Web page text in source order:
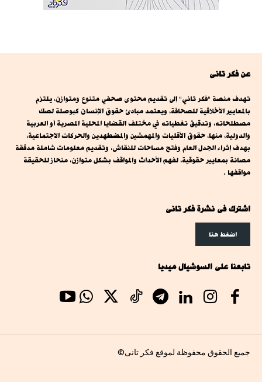
عن فكر تانى
تهدف منصة "فكر تاني" إلى تقديم محتوى صحفي متنوع ومتوازن، يلتزم
بالمعايير الأخلاقية للصحافة، ويعتمد مبادئ حقوق الإنسان كبوصلة لصك
مصطلحاته، وتدقيق تغطياته في مختلف القضايا المحلية المصرية أو العربية
والدولية، منها، حقوق الأقليات والمهمشين والمضطهدين والحركات الاجتماعية،
بهدف إثراء الجدل العام وفتح مساحات للنقاش، وتقديم معلومات شاملة مدققة
مصانة بمعايير حقوقية، لفهم الأحداث والمواقف بشكل متوازن، منحاز للحقيقة
مواقفها .
اشترك فى نشرة فكر تانى
اضغط هنا
تابعنا على السوشيال ميديا
جميع الحقوق محفوظة لموقع فكر تانى©